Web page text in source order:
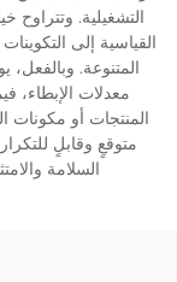
التشغيلية. وتتراوح
القياسية إلى
المتنوعة.
معدلات الإبطاء،
المنتجات أو مكونات
متوقعٍ وقابلٍ
السلامة